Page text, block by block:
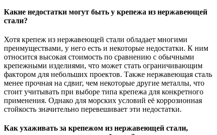
Какие недостатки могут быть у крепежа из нержавеющей
стали?
Хотя крепеж из нержавеющей стали обладает многими
преимуществами, у него есть и некоторые недостатки. К ним
относится высокая стоимость по сравнению с обычными
крепежными изделиями, что может стать ограничивающим
фактором для небольших проектов. Также нержавеющая сталь
менее прочная на сдвиг, чем некоторые другие металлы, что
стоит учитывать при выборе типа крепежа для конкретного
применения. Однако для морских условий её коррозионная
стойкость значительно перевешивает эти недостатки.
Как ухаживать за крепежом из нержавеющей стали,